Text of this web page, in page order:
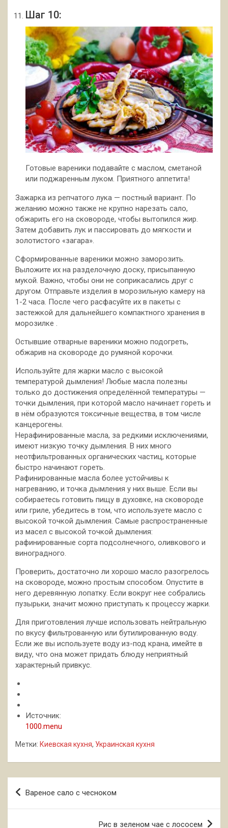
Шаг 10:
Готовые вареники подавайте с маслом, сметаной
или поджаренным луком. Приятного аппетита!
Зажарка из репчатого лука — постный вариант. По
желанию можно также не крупно нарезать сало,
обжарить его на сковороде, чтобы вытопился жир.
Затем добавить лук и пассировать до мягкости и
золотистого «загара».
Сформированные вареники можно заморозить.
Выложите их на разделочную доску, присыпанную
мукой. Важно, чтобы они не соприкасались друг с
другом. Отправьте изделия в морозильную камеру на
1-2 часа. После чего расфасуйте их в пакеты с
застежкой для дальнейшего компактного хранения в
морозилке .
Остывшие отварные вареники можно подогреть,
обжарив на сковороде до румяной корочки.
Используйте для жарки масло с высокой
температурой дымления! Любые масла полезны
только до достижения определённой температуры —
точки дымления, при которой масло начинает гореть и
в нём образуются токсичные вещества, в том числе
канцерогены.
Нерафинированные масла, за редкими исключениями,
имеют низкую точку дымления. В них много
неотфильтрованных органических частиц, которые
быстро начинают гореть.
Рафинированные масла более устойчивы к
нагреванию, и точка дымления у них выше. Если вы
собираетесь готовить пищу в духовке, на сковороде
или гриле, убедитесь в том, что используете масло с
высокой точкой дымления. Самые распространенные
из масел с высокой точкой дымления:
рафинированные сорта подсолнечного, оливкового и
виноградного.
Проверить, достаточно ли хорошо масло разогрелось
на сковороде, можно простым способом. Опустите в
него деревянную лопатку. Если вокруг нее собрались
пузырьки, значит можно приступать к процессу жарки.
Для приготовления лучше использовать нейтральную
по вкусу фильтрованную или бутилированную воду.
Если же вы используете воду из-под крана, имейте в
виду, что она может придать блюду неприятный
характерный привкус.
Источник:
1000.menu
Метки: Киевская кухня, Украинская кухня
Навигация
по
Вареное сало с чесноком
Рис в зеленом чае с лососем